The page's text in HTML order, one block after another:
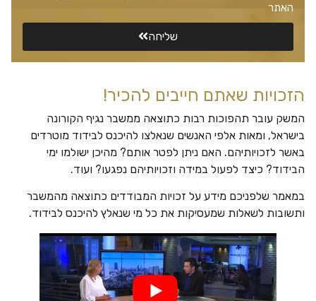
האתר
שליחה
הזכויות שאתם חייבים להכיר!
המשק עובר תהפוכות רבות כתוצאה ממשבר נגיף הקורונה
בישראל, ומאות אלפי האנשים שנאלצו להיכנס לבידוד מוטרדים
באשר לזכויותיהם. האם ניתן לפטר אותם? מהיכן ישולמו ימי
הבידוד? כיצד לפעול במידה וזכויותיהם נפגעו? ועוד.
במאמר שלפניכם מידע על זכויות המבודדים כתוצאה מהמשבר
ותשובות לשאלות שמעסיקות את כל מי שנאלץ להיכנס לבידוד.